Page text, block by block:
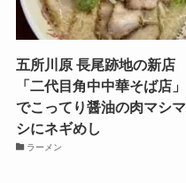
五所川原 長尾跡地の新店
「二代目角中中華そば店」
でこってり醤油の肉マシマ
シにネギめし
ラーメン